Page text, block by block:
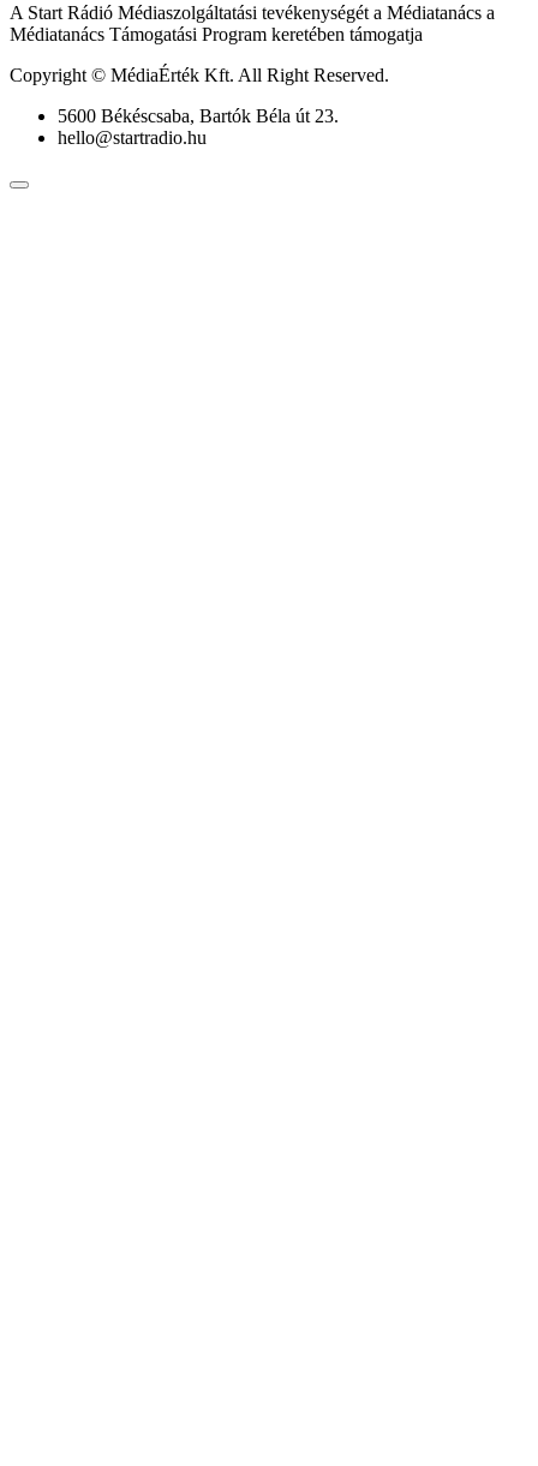
A Start Rádió Médiaszolgáltatási tevékenységét a Médiatanács a
Médiatanács Támogatási Program keretében támogatja
Copyright © MédiaÉrték Kft. All Right Reserved.
5600 Békéscsaba, Bartók Béla út 23.
hello@startradio.hu